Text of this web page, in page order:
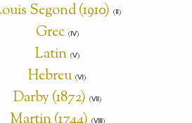
Segond (1910) (Ⅱ)
Grec (Ⅳ)
Latin (Ⅴ)
Hebreu (Ⅵ)
Darby (1872) (Ⅶ)